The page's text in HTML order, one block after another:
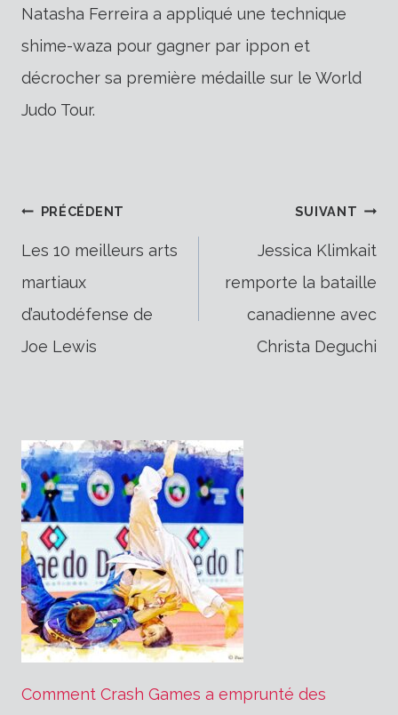
Natasha Ferreira a appliqué une technique
shime-waza pour gagner par ippon et
décrocher sa première médaille sur le World
Judo Tour.
Navigation
de
PRÉCÉDENT
Les 10 meilleurs arts
martiaux
d’autodéfense de
Joe Lewis
SUIVANT
Jessica Klimkait
remporte la bataille
canadienne avec
Christa Deguchi
Comment Crash Games a emprunté des